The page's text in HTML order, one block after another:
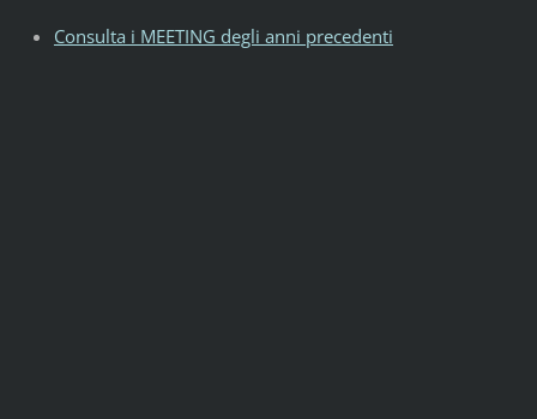
Consulta i MEETING degli anni precedenti